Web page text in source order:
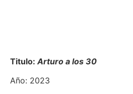
Titulo:Arturo a los 30
Año: 2023